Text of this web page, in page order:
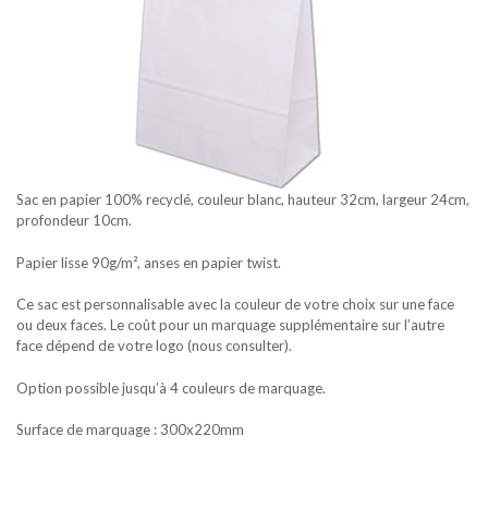
Sac en papier 100% recyclé, couleur blanc, hauteur 32cm, largeur 24cm,
profondeur 10cm.
Papier lisse 90g/m², anses en papier twist.
Ce sac est personnalisable avec la couleur de votre choix sur une face
ou deux faces. Le coût pour un marquage supplémentaire sur l’autre
face dépend de votre logo (nous consulter).
Option possible jusqu’à 4 couleurs de marquage.
Surface de marquage : 300x220mm